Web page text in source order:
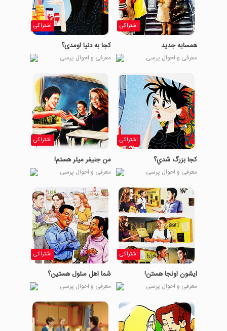
اشتراکی
همسایه جدید
معرفی و احوال پرسی
اشتراکی
کجا به دنیا اومدی؟
معرفی و احوال پرسی
اشتراکی
كجا بزرگ شدي؟
معرفی و احوال پرسی
اشتراکی
من جنیفر میلر هستم!
معرفی و احوال پرسی
اشتراکی
ایشون اونجا هستن!
معرفی و احوال پرسی
اشتراکی
شما اهل سئول هستين؟
معرفی و احوال پرسی